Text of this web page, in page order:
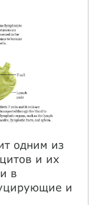
одним из
и их
в
и